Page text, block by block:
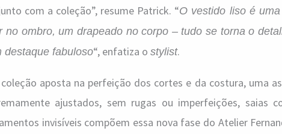
com a coleção”, resume Patrick. “O vestido liso é
no ombro, um drapeado no corpo – tudo se torna o
destaque fabuloso“, enfatiza o stylist.
aposta na perfeição dos cortes e da costura, uma
ajustados, sem rugas ou imperfeições, saias
invisíveis compõem essa nova fase do Atelier